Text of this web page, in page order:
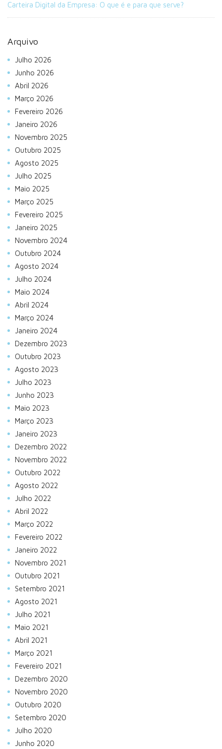
Carteira Digital da Empresa: O que é e para que serve?
Arquivo
Julho 2026
Junho 2026
Abril 2026
Março 2026
Fevereiro 2026
Janeiro 2026
Novembro 2025
Outubro 2025
Agosto 2025
Julho 2025
Maio 2025
Março 2025
Fevereiro 2025
Janeiro 2025
Novembro 2024
Outubro 2024
Agosto 2024
Julho 2024
Maio 2024
Abril 2024
Março 2024
Janeiro 2024
Dezembro 2023
Outubro 2023
Agosto 2023
Julho 2023
Junho 2023
Maio 2023
Março 2023
Janeiro 2023
Dezembro 2022
Novembro 2022
Outubro 2022
Agosto 2022
Julho 2022
Abril 2022
Março 2022
Fevereiro 2022
Janeiro 2022
Novembro 2021
Outubro 2021
Setembro 2021
Agosto 2021
Julho 2021
Maio 2021
Abril 2021
Março 2021
Fevereiro 2021
Dezembro 2020
Novembro 2020
Outubro 2020
Setembro 2020
Julho 2020
Junho 2020